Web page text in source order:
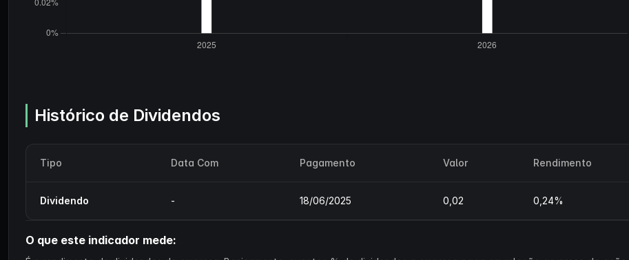
Histórico de Dividendos
Tipo Data Com Pagamento Valor Rendimento
Dividendo - 18/06/2025 0,02 0,24%
O que este indicador mede: